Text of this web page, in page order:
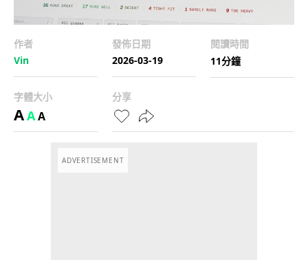
作者
Vin
發佈日期
2026-03-19
閱讀時間
11分鐘
字體大小
AAA
分享
ADVERTISEMENT